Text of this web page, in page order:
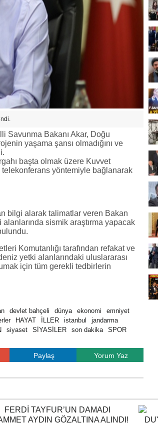
Savunma Bakanı Akar, Doğu
yaşama şansı olmadığını ve
başta olmak üzere Kuvvet
telekonferans yöntemiyle bağlanarak
bilgi alarak talimatlar veren Bakan
sismik araştırma yapacak
Komutanlığı tarafından refakat ve
yetki alanlarındaki uluslararası
için tüm gerekli tedbirlerin
devlet bahçeli dünya ekonomi
emniyet
HAYAT İLLER istanbul
jandarma
siyaset SİYASİLER son dakika
SPOR
Paylaş Yorum Yaz